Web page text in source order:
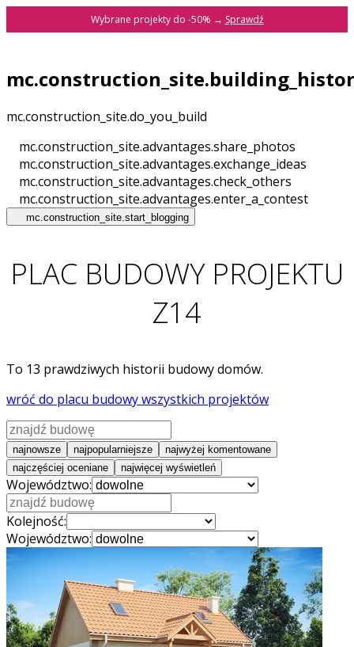
Wybrane projekty do -50% → Sprawdź
mc.construction_site.do_you_build
mc.construction_site.advantages.share_photos
mc.construction_site.advantages.exchange_ideas
mc.construction_site.advantages.check_others
mc.construction_site.advantages.enter_a_contest
mc.construction_site.start_blogging
PLAC BUDOWY PROJEKTU
Z14
To 13 prawdziwych historii budowy domów.
wróć do placu budowy wszystkich projektów
najnowsze najpopularniejsze
najwyżej komentowane
najczęściej oceniane
najwięcej wyświetleń
Województwo:
Kolejność:
Województwo: